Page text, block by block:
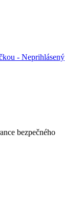
- Neprihlásený
bezpečného